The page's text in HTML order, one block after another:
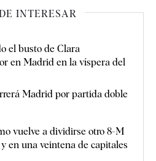
INTERESAR
el busto de Clara
en Madrid en la víspera del
Madrid por partida doble
vuelve a dividirse otro 8-M
en una veintena de capitales